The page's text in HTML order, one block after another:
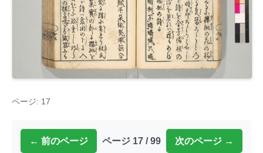
ページ: 17
← 前のページ ページ 17 / 99 次のページ →